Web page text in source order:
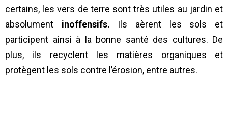
certains, les vers de terre sont très utiles au jardin et
absolument inoffensifs. Ils aèrent les sols et
participent ainsi à la bonne santé des cultures. De
plus, ils recyclent les matières organiques et
protègent les sols contre l’érosion, entre autres.